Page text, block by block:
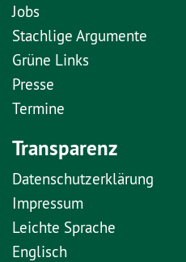
Jobs
Stachlige Argumente
Grüne Links
Presse
Termine
Transparenz
Datenschutzerklärung
Impressum
Leichte Sprache
Englisch